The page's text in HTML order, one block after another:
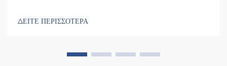
μεταφορές Η καρέκλα διαθέτει έναν ειδικό μηχανισμό
ΔΕΙΤΕ ΠΕΡΙΣΣΟΤΕΡΑ